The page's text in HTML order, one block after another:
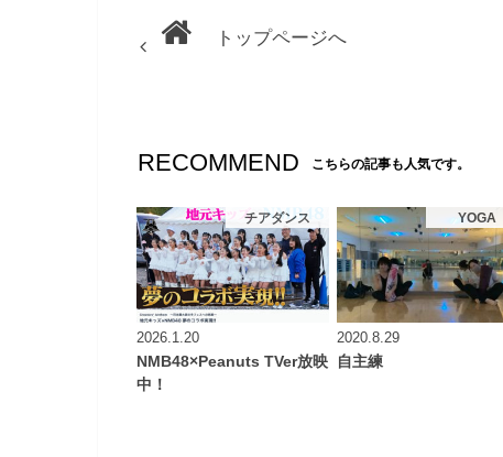
トップページへ
RECOMMEND こちらの記事も人気です。
チアダンス
2026.1.20
NMB48×Peanuts TVer放映
中！
YOGA
2020.8.29
自主練